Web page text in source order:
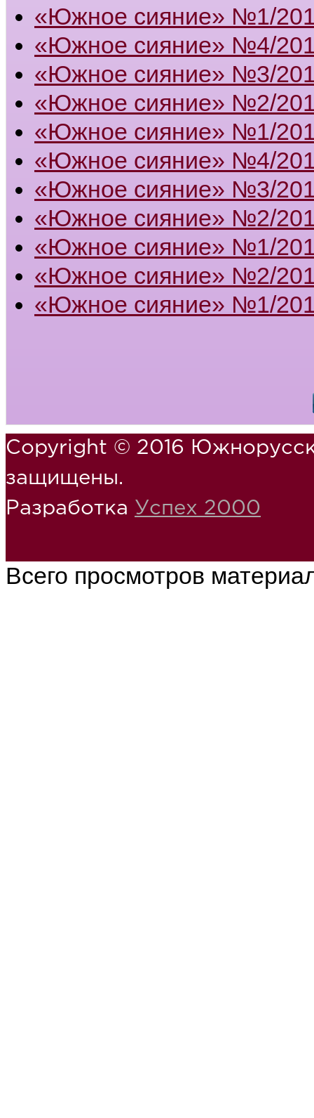
«Южное сияние» №1/
«Южное сияние» №4/
«Южное сияние» №3/
«Южное сияние» №2/
«Южное сияние» №1/
«Южное сияние» №4/
«Южное сияние» №3/
«Южное сияние» №2/
«Южное сияние» №1/
«Южное сияние» №2/
«Южное сияние» №1/
Copyright © 2016
защищены.
Разработка Успех 2000
Всего просмотров